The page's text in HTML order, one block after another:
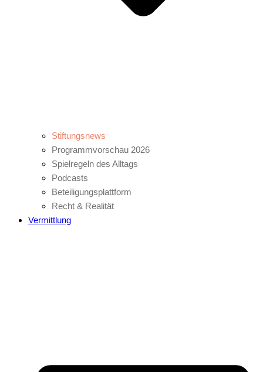
Stiftungsnews
Programmvorschau 2026
Spielregeln des Alltags
Podcasts
Beteiligungsplattform
Recht & Realität
Vermittlung